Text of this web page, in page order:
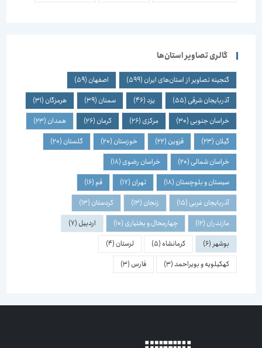
گالری تصاویر استان‌ها
گنجینه تصاویر از استان‌های ایران(599) اصفهان(59)
آذربایجان شرقی(55)
(46) سمنان(39) هرمزگان(31)
خراسان جنوبی(30) مرکزی(26) کرمان(26) همدان(23)
گیلان(23) قزوین(22) خوزستان(20) گلستان(20)
خراسان شمالی(20) خراسان رضوی(18)
سیستان و بلوچستان(18) تهران(17)
(16)
آذربایجان غربی(15) زنجان(13) کردستان(13)
مازندران(12) چهارمحال و بختیاری(10) اردبیل(7)
بوشهر(6) کرمانشاه(5) لرستان(4)
کهکیلویه و بویراحمد(3) فارس(3)